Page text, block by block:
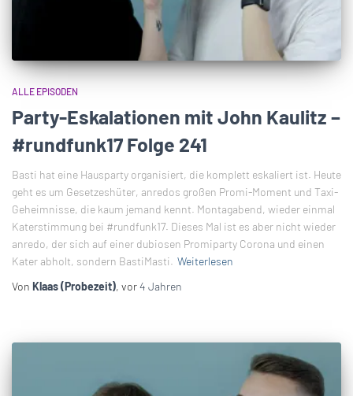
ALLE EPISODEN
Party-Eskalationen mit John Kaulitz –
#rundfunk17 Folge 241
Basti hat eine Hausparty organisiert, die komplett eskaliert ist. Heute
geht es um Gesetzeshüter, anredos großen Promi-Moment und Taxi-
Geheimnisse, die kaum jemand kennt. Montagabend, wieder einmal
Katerstimmung bei #rundfunk17. Dieses Mal ist es aber nicht wieder
anredo, der sich auf einer dubiosen Promiparty Corona und einen
Kater abholt, sondern BastiMasti. Weiterlesen
Von Klaas (Probezeit), vor4 Jahren